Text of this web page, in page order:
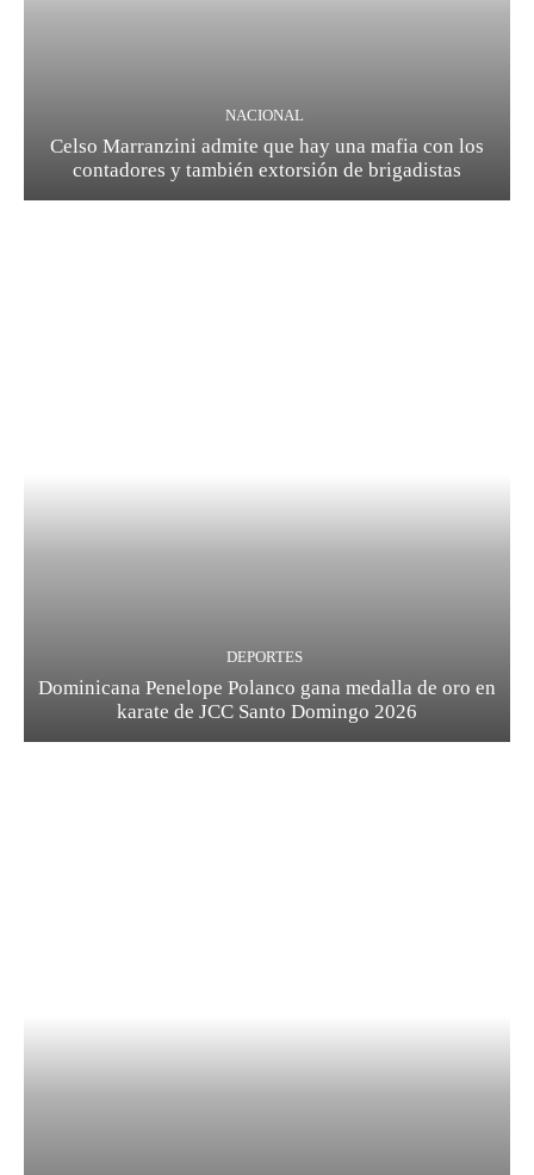
NACIONAL
Celso Marranzini admite que hay una mafia con los
contadores y también extorsión de brigadistas
DEPORTES
Dominicana Penelope Polanco gana medalla de oro en
karate de JCC Santo Domingo 2026